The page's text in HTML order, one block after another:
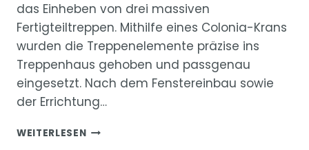
das Einheben von drei massiven
Fertigteiltreppen. Mithilfe eines Colonia-Krans
wurden die Treppenelemente präzise ins
Treppenhaus gehoben und passgenau
eingesetzt. Nach dem Fenstereinbau sowie
der Errichtung…
WEITERLESEN🏗